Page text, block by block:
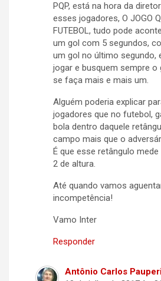
PQP, está na hora da
esses jogadores, O JOGO
FUTEBOL, tudo pode
um gol com 5 segundos,
um gol no último segundo,
jogar e busquem sempre o
se faça mais e mais um.
Alguém poderia explicar
jogadores que no futebol,
bola dentro daquele
campo mais que o
É que esse retângulo
2 de altura.
Até quando vamos
incompetência!
Vamo Inter
Responder
Antônio Carlos